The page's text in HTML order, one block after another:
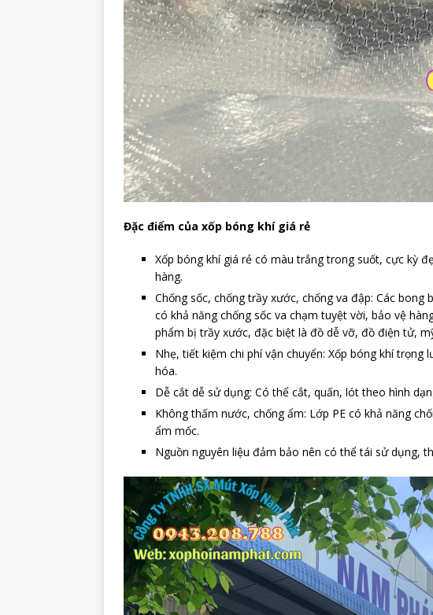
Đặc điểm của xốp bóng khí giá rẻ
Xốp bóng khí giá rẻ có màu trắng trong suốt, cực kỳ
hàng.
Chống sốc, chống trầy xước, chống va đập: Các
có khả năng chống sốc va chạm tuyệt vời, bảo vệ
phẩm bị trầy xước, đặc biệt là đồ dễ vỡ, đồ điện tử,
Nhẹ, tiết kiệm chi phí vận chuyển: Xốp bóng khí
hóa.
Dễ cắt dễ sử dụng: Có thể cắt, quấn, lót theo hình
Không thấm nước, chống ẩm: Lớp PE có khả năng
ẩm mốc.
Nguồn nguyên liệu đảm bảo nên có thể tái sử dụng,